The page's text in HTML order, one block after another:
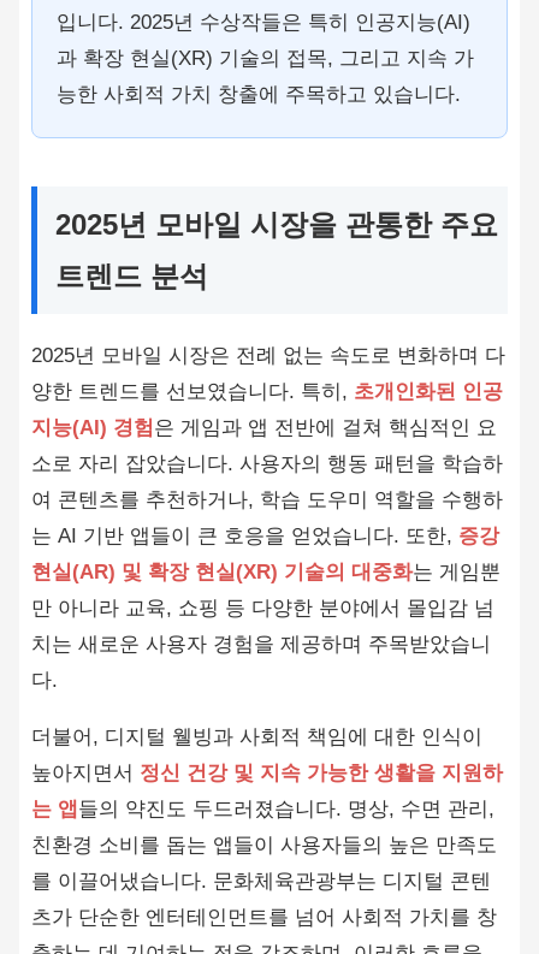
입니다. 2025년 수상작들은 특히 인공지능(AI)
과 확장 현실(XR) 기술의 접목, 그리고 지속 가
능한 사회적 가치 창출에 주목하고 있습니다.
2025년 모바일 시장을 관통한 주요
트렌드 분석
2025년 모바일 시장은 전례 없는 속도로 변화하며 다
양한 트렌드를 선보였습니다. 특히, 초개인화된 인공
지능(AI) 경험은 게임과 앱 전반에 걸쳐 핵심적인 요
소로 자리 잡았습니다. 사용자의 행동 패턴을 학습하
여 콘텐츠를 추천하거나, 학습 도우미 역할을 수행하
는 AI 기반 앱들이 큰 호응을 얻었습니다. 또한, 증강
현실(AR) 및 확장 현실(XR) 기술의 대중화는 게임뿐
만 아니라 교육, 쇼핑 등 다양한 분야에서 몰입감 넘
치는 새로운 사용자 경험을 제공하며 주목받았습니
다.
더불어, 디지털 웰빙과 사회적 책임에 대한 인식이
높아지면서 정신 건강 및 지속 가능한 생활을 지원하
는 앱 들의 약진도 두드러졌습니다. 명상, 수면 관리,
친환경 소비를 돕는 앱들이 사용자들의 높은 만족도
를 이끌어냈습니다. 문화체육관광부는 디지털 콘텐
츠가 단순한 엔터테인먼트를 넘어 사회적 가치를 창